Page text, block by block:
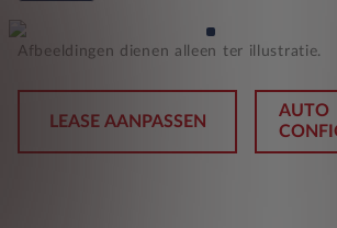
Afbeeldingen dienen alleen ter illustratie.
LEASE AANPASSEN
AUTO